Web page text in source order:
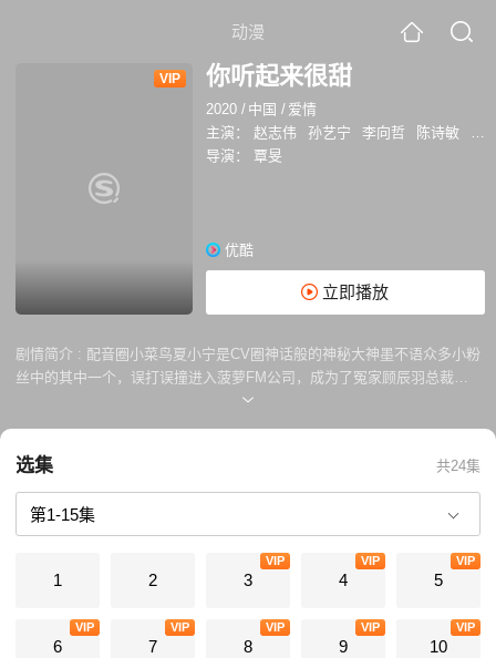
动漫
VIP 你听起来很甜
2020 / 中国 / 爱情
主演：
赵志伟 孙艺宁 李向哲 陈诗敏
丁
导演：
覃旻
优酷
立即播放
剧情简介 : 配音圈小菜鸟夏小宁是CV圈神话般的神秘大神墨不语众多小粉
丝中的其中一个，误打误撞进入菠萝FM公司，成为了冤家顾辰羽总裁的
助理，并且凭借自己的努力竞选上了《忘川》这部剧的配音女二号。夏小
因嫉妒多次设计夏小宁出丑，顾辰羽一路陪伴夏小宁化解危机，夏小宁也
让顾辰羽渐渐有了勇气坚持自己的梦想，不顾父亲的反对，对外公开了自
己的秘密身份。一切走上正轨，夏小宁的事业也稳步上升时，她身世的秘
密却突然被揭开。夏小宁被迫退出配音圈，还得知顾辰羽竟然与她曾经的
人生低谷有着巨大关系，她和顾辰羽的爱情能否冲破阻碍？而面对爱情、
友情、亲情的抉择，他们又该何去何从……
选集 共24集
1 2 3
VIP
4
VIP
5
VIP
6
VIP
7
VIP
8
VIP
9
VIP
10
VIP